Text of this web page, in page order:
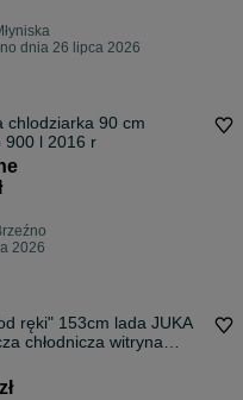
dnia 26 lipca 2026
chlodziarka 90 cm
900 l 2016 r
2026
ręki" 153cm lada JUKA
chłodnicza witryna